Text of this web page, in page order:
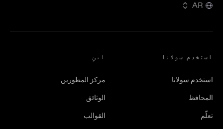
AR
استخدم سولانا
استخدم سولانا
المحافظ
تعلّم
ابنِ
مركز المطورين
الوثائق
القوالب